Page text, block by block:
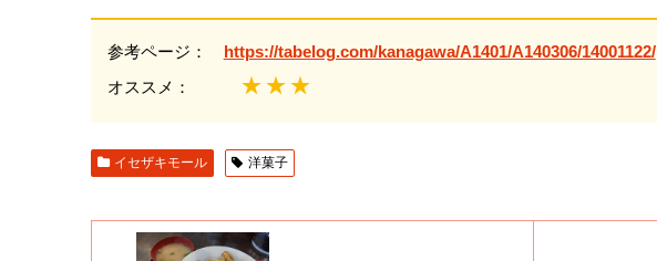
参考ページ：
https://tabelog.com/kanagawa/A1401/A140306/14001122/
オススメ： ★★★
イセザキモール 洋菓子